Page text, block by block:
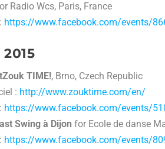
Radio Wcs, Paris, France
https://www.facebook.com/events/
2015
TIME!, Brno, Czech Republic
: http://www.zouktime.com/en/
https://www.facebook.com/events/
Swing à Dijon for Ecole de danse
https://www.facebook.com/events/